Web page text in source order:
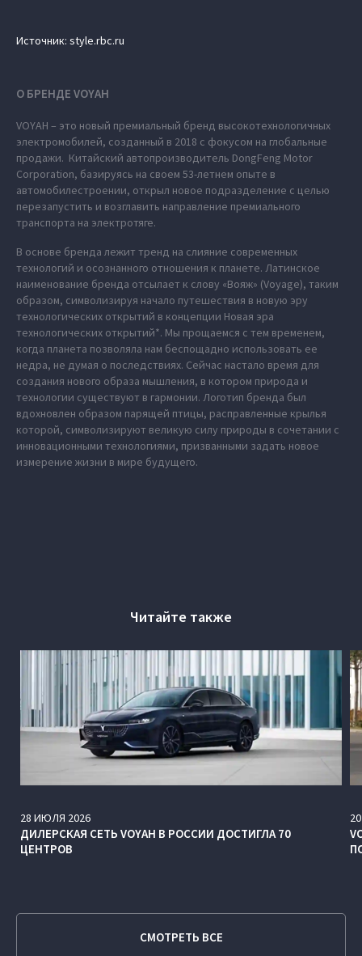
Источник: style.rbc.ru
О БРЕНДЕ VOYAH
VOYAH – это новый премиальный бренд высокотехнологичных
электромобилей, созданный в 2018 с фокусом на глобальные
продажи. Китайский автопроизводитель DongFeng Motor
Corporation, базируясь на своем 53-летнем опыте в
автомобилестроении, открыл новое подразделение с целью
перезапустить и возглавить направление премиального
транспорта на электротяге.
В основе бренда лежит тренд на слияние современных
технологий и осознанного отношения к планете. Латинское
наименование бренда отсылает к слову «Вояж» (Voyage), таким
образом, символизируя начало путешествия в новую эру
технологических открытий в концепции Новая эра
технологических открытий*. Мы прощаемся с тем временем,
когда планета позволяла нам беспощадно использовать ее
недра, не думая о последствиях. Сейчас настало время для
создания нового образа мышления, в котором природа и
технологии существуют в гармонии. Логотип бренда был
вдохновлен образом парящей птицы, расправленные крылья
которой, символизируют великую силу природы в сочетании с
инновационными технологиями, призванными задать новое
измерение жизни в мире будущего.
Читайте также
28 ИЮЛЯ 2026
ДИЛЕРСКАЯ СЕТЬ VOYAH В РОССИИ ДОСТИГЛА 70
ЦЕНТРОВ
20
СМОТРЕТЬ ВСЕ